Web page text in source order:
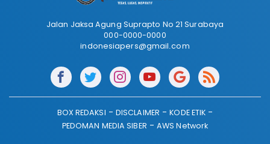
Jalan Jaksa Agung Suprapto No 21 Surabaya
000-0000-0000
indonesiapers@gmail.com
BOX REDAKSI DISCLAIMER
KODE ETIK
PEDOMAN MEDIA SIBER
AWS Network